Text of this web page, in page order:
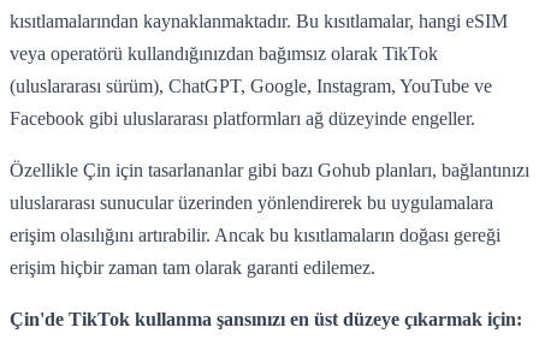
kısıtlamalarından kaynaklanmaktadır. Bu kısıtlamalar, hangi eSIM
veya operatörü kullandığınızdan bağımsız olarak TikTok
(uluslararası sürüm), ChatGPT, Google, Instagram, YouTube ve
Facebook gibi uluslararası platformları ağ düzeyinde engeller.
Özellikle Çin için tasarlananlar gibi bazı Gohub planları, bağlantınızı
uluslararası sunucular üzerinden yönlendirerek bu uygulamalara
erişim olasılığını artırabilir. Ancak bu kısıtlamaların doğası gereği
erişim hiçbir zaman tam olarak garanti edilemez.
Çin'de TikTok kullanma şansınızı en üst düzeye çıkarmak için: